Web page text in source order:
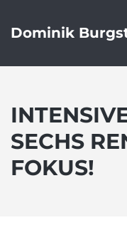
Dominik
SECHS
FOKUS!